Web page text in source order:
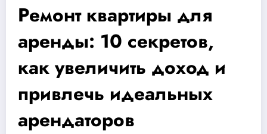
Ремонт квартиры для
аренды: 10 секретов,
как увеличить доход и
привлечь идеальных
арендаторов